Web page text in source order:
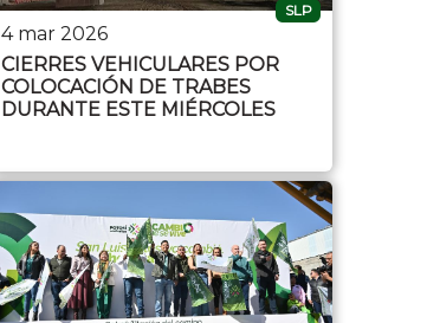
SLP
4 mar 2026
CIERRES VEHICULARES POR
COLOCACIÓN DE TRABES
DURANTE ESTE MIÉRCOLES